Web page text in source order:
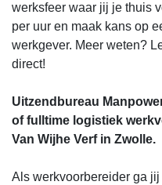
werksfeer waar jij je thuis
per uur en maak kans op
werkgever. Meer weten?
direct!
Uitzendbureau
of fulltime logistiek
Van Wijhe Verf in Zwolle.
Als werkvoorbereider ga